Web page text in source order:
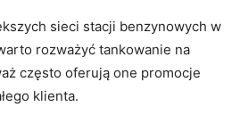
sieci stacji benzynowych w
rozważyć tankowanie na
często oferują one promocje
klienta.